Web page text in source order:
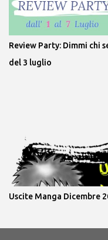
Review Party: Dimmi chi
del 3 luglio
Uscite Manga Dicembre